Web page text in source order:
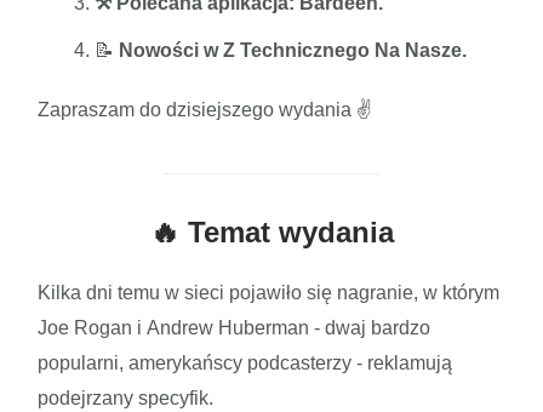
📝 Nowości w Z Technicznego Na Nasze.
Zapraszam do dzisiejszego wydania ✌️
🔥 Temat wydania
Kilka dni temu w sieci pojawiło się nagranie, w którym
Joe Rogan i Andrew Huberman - dwaj bardzo
popularni, amerykańscy podcasterzy - reklamują
podejrzany specyfik.